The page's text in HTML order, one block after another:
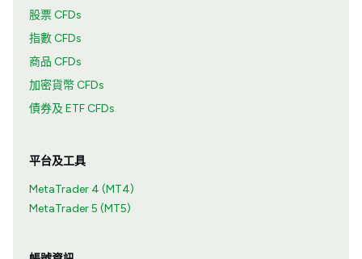
股票 CFDs
指數 CFDs
商品 CFDs
加密貨幣 CFDs
債券及 ETF CFDs
平台及工具
MetaTrader 4 (MT4)
MetaTrader 5 (MT5)